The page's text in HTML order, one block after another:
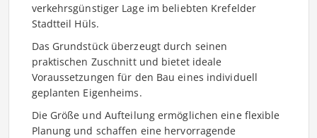
verkehrsgünstiger Lage im beliebten Krefelder
Stadtteil Hüls.
Das Grundstück überzeugt durch seinen
praktischen Zuschnitt und bietet ideale
Voraussetzungen für den Bau eines individuell
geplanten Eigenheims.
Die Größe und Aufteilung ermöglichen eine flexible
Planung und schaffen eine hervorragende